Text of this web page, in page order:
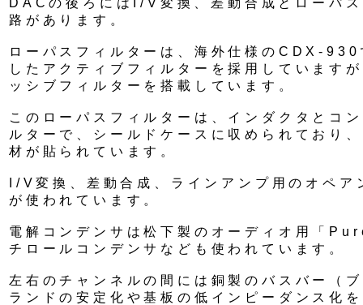
DACの後ろにはI/V変換、差動合成とローパ
路があります。
ローパスフィルターは、海外仕様のCDX-
したアクティブフィルターを採用しています
ッシブフィルターを搭載しています。
このローパスフィルターは、インダクタとコ
ルターで、シールドケースに収められており
材が貼られています。
I/V変換、差動合成、ラインアンプ用のオペ
が使われています。
電解コンデンサは松下製のオーディオ用「
チロールコンデンサなども使われています。
左右のチャンネルの間には銅製のバスバー（
ランドの安定化や基板の低インピーダンス化